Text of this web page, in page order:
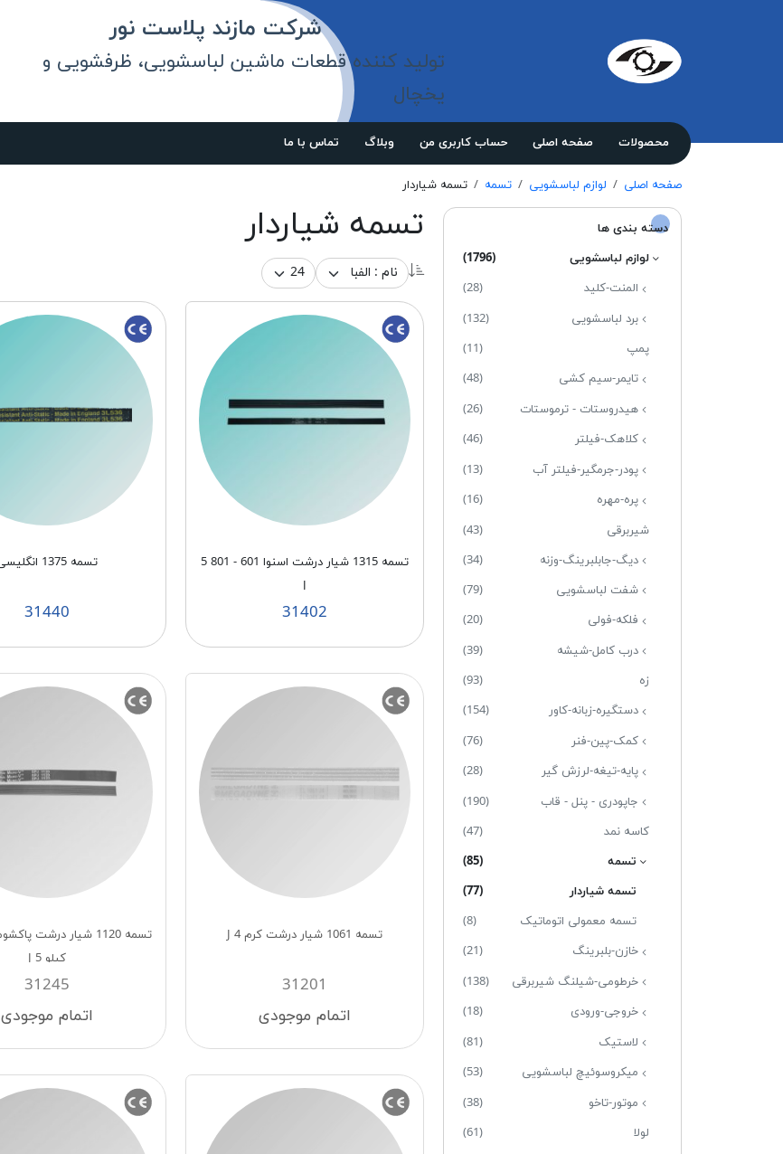
پلاست
شرکت مازند پلاست نور
تولید کننده قطعات ماشین لباسشویی، ظرفشویی و
یخچال
محصولات صفحه اصلی حساب کاربری من وبلاگ تماس با ما
صفحه اصلی لوازم لباسشویی تسمه تسمه شیاردار
دسته بندی ها
لوازم لباسشویی
(1796)
المنت-کلید
(28)
برد لباسشویی
(132)
پمپ
(11)
تایمر-سیم کشی
(48)
هیدروستات - ترموستات
(26)
کلاهک-فیلتر
(46)
پودر-جرمگیر-فیلتر آب
(13)
پره-مهره
(16)
شیربرقی
(43)
دیگ-جابلبرینگ-وزنه
(34)
شفت لباسشویی
(79)
فلکه-فولی
(20)
درب کامل-شیشه
(39)
زه
(93)
دستگیره-زبانه-کاور
(154)
کمک-پین-فنر
(76)
پایه-تیغه-لرزش گیر
(28)
جاپودری - پنل - قاب
(190)
کاسه نمد
(47)
تسمه
(85)
تسمه شیاردار
(77)
تسمه معمولی اتوماتیک
(8)
خازن-بلبرینگ
(21)
خرطومی-شیلنگ شیربرقی
(138)
خروجی-ورودی
(18)
لاستیک
(81)
میکروسوئیچ لباسشویی
(53)
موتور-تاخو
(38)
لولا
(61)
تسمه شیاردار
تسمه 1315 شیار درشت اسنوا 601 - 801 5
J
31402
تسمه 1375 انگلیسی
31440
تسمه 1061 شیار درشت کرم 4 J
31201
اتمام موجودی
كيلو J 5
31245
اتمام موجودی